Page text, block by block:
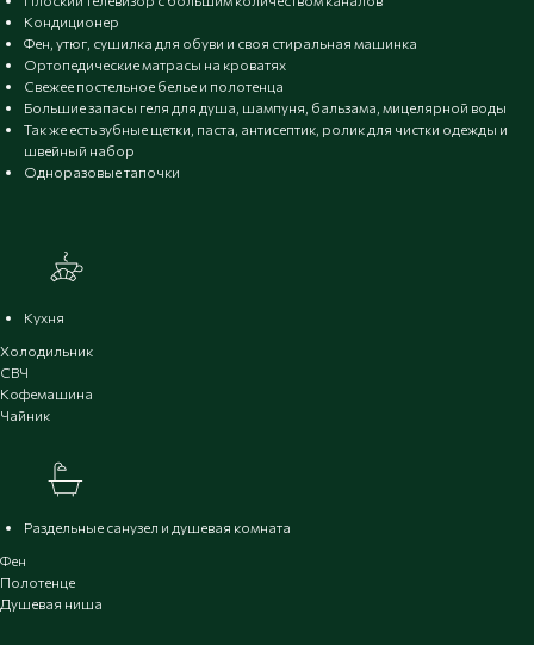
Кондиционер
Фен, утюг, сушилка для обуви и своя стиральная машинка
Ортопедические матрасы на кроватях
Свежее постельное белье и полотенца
Большие запасы геля для душа, шампуня, бальзама, мицелярной воды
Так же есть зубные щетки, паста, антисептик, ролик для чистки одежды и
швейный набор
Одноразовые тапочки
Кухня
Холодильник
СВЧ
Кофемашина
Чайник
Раздельные санузел и душевая комната
Фен
Полотенце
Душевая ниша